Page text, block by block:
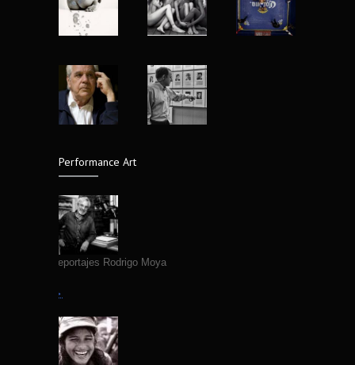
Nu Project mujeres reales de Matt Blume
4920
13 years ago
Yo fotografío para la historia: Abbas
(1944-2018)
8 years ago
El lenguaje silencioso del cuerpo,
7 years ago
Performance Art
Primeros Reportajes Rodrigo Moya
Leer más →